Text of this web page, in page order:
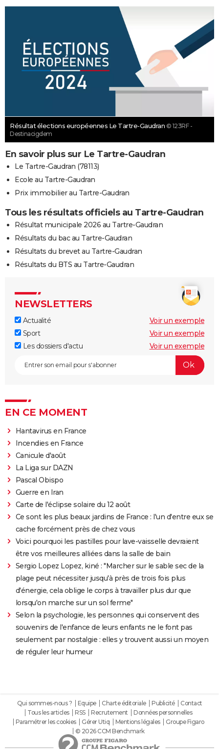
Résultat élections européennes Le Tartre-Gaudran © 123RF -
Destinacigdem
En savoir plus sur Le Tartre-Gaudran
Le Tartre-Gaudran (78113)
Ecole au Tartre-Gaudran
Prix immobilier au Tartre-Gaudran
Tous les résultats officiels au Tartre-Gaudran
Résultat municipale 2026 au Tartre-Gaudran
Résultats du bac au Tartre-Gaudran
Résultats du brevet au Tartre-Gaudran
Résultats du BTS au Tartre-Gaudran
NEWSLETTERS
Actualité
Voir un exemple
Sport
Voir un exemple
Les dossiers d'actu
Voir un exemple
EN CE MOMENT
Hantavirus en France
Incendies en France
Canicule d'août
La Liga sur DAZN
Pascal Obispo
Guerre en Iran
Carte de l'éclipse solaire du 12 août
Ce sont les plus beaux jardins de France : l'un d'entre eux se
cache forcément près de chez vous
Voici pourquoi les pastilles pour lave-vaisselle devraient
être vos meilleures alliées dans la salle de bain
Sergio Lopez Lopez, kiné : "Marcher sur le sable sec de la
plage peut nécessiter jusqu'à près de trois fois plus
d'énergie, cela oblige le corps à travailler plus dur que
lorsqu'on marche sur un sol ferme"
Selon la psychologie, les personnes qui conservent des
souvenirs de l'enfance de leurs enfants ne le font pas
seulement par nostalgie : elles y trouvent aussi un moyen
de réguler leur humeur
Qui sommes-nous ? Equipe Charte éditoriale Publicité
Contact
Tous les articles
RSS Recrutement
Données personnelles
Paramétrer les cookies
Gérer Utiq Mentions légales
Groupe Figaro
© 2026 CCM Benchmark